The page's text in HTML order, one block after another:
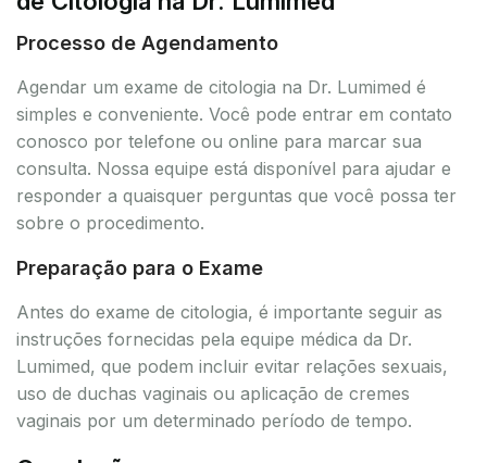
Processo de Agendamento
Agendar um exame de citologia na Dr. Lumimed é
simples e conveniente. Você pode entrar em contato
conosco por telefone ou online para marcar sua
consulta. Nossa equipe está disponível para ajudar e
responder a quaisquer perguntas que você possa ter
sobre o procedimento.
Preparação para o Exame
Antes do exame de citologia, é importante seguir as
instruções fornecidas pela equipe médica da Dr.
Lumimed, que podem incluir evitar relações sexuais,
uso de duchas vaginais ou aplicação de cremes
vaginais por um determinado período de tempo.